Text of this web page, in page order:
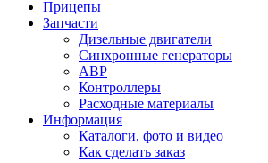
Прицепы
Запчасти
Дизельные двигатели
Синхронные генераторы
АВР
Контроллеры
Расходные материалы
Информация
Каталоги, фото и видео
Как сделать заказ